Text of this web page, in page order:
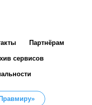
Партнёрам
сервисов